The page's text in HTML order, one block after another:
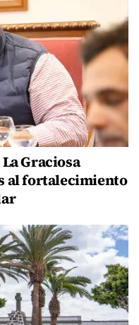
Graciosa
al fortalecimiento